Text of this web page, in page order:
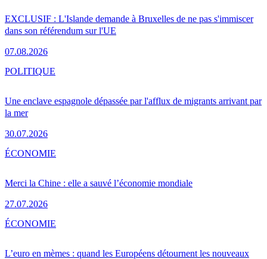
EXCLUSIF : L'Islande demande à Bruxelles de ne pas s'immiscer
dans son référendum sur l'UE
07.08.2026
Une enclave espagnole dépassée par l'afflux de migrants arrivant par
la mer
30.07.2026
POLITIQUE
Merci la Chine : elle a sauvé l’économie mondiale
27.07.2026
ÉCONOMIE
L’euro en mèmes : quand les Européens détournent les nouveaux
ÉCONOMIE